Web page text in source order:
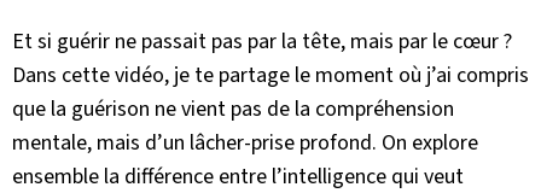
Et si guérir ne passait pas par la tête, mais par le cœur ?
Dans cette vidéo, je te partage le moment où j’ai compris
que la guérison ne vient pas de la compréhension
mentale, mais d’un lâcher-prise profond. On explore
ensemble la différence entre l’intelligence qui veut